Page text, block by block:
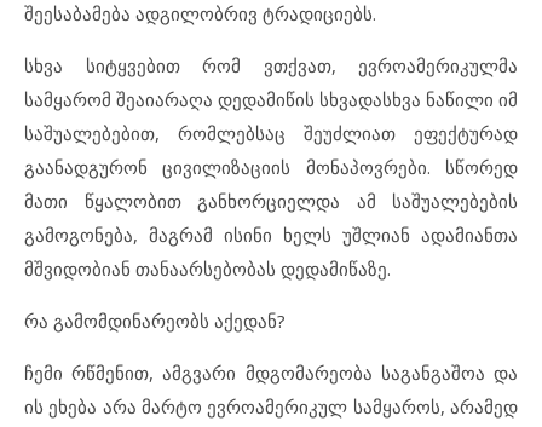
შეესაბამება ადგილობრივ ტრადიციებს.
სხვა სიტყვებით რომ ვთქვათ, ევროამერიკულმა
სამყარომ შეაიარაღა დედამიწის სხვადასხვა ნაწილი იმ
საშუალებებით, რომლებსაც შეუძლიათ ეფექტურად
გაანადგურონ ცივილიზაციის მონაპოვრები. სწორედ
მათი წყალობით განხორციელდა ამ საშუალებების
გამოგონება, მაგრამ ისინი ხელს უშლიან ადამიანთა
მშვიდობიან თანაარსებობას დედამიწაზე.
რა გამომდინარეობს აქედან?
ჩემი რწმენით, ამგვარი მდგომარეობა საგანგაშოა და
ის ეხება არა მარტო ევროამერიკულ სამყაროს, არამედ